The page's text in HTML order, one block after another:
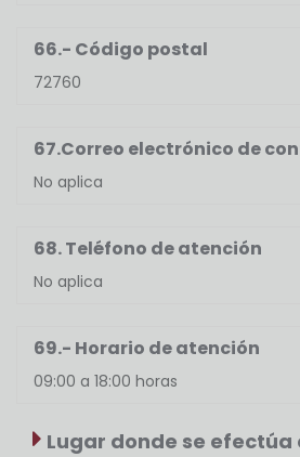
66.- Código postal
72760
67.Correo electrónico de
No aplica
68. Teléfono de atención
No aplica
69.- Horario de atención
09:00 a 18:00 horas
Lugar donde se efectúa